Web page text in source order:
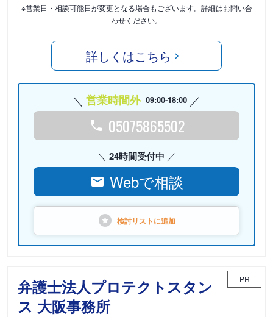
※営業日・相談可能日が変更となる場合もございます。詳細はお問い合
わせください。
詳しくはこちら
営業時間外 09:00-18:00
05075865502
24時間受付中
Webで相談
検討リストに追加
弁護士法人プロテクトスタン
ス 大阪事務所
PR